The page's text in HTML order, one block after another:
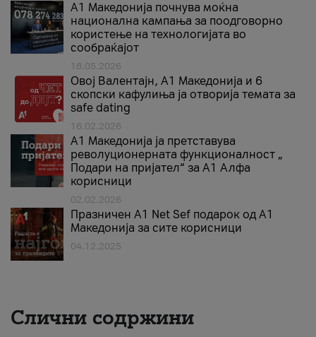
A1 Македонија почнува моќна
национална кампања за поодговорно
користење на технологијата во
сообраќајот
18.05.2026
Овој Валентајн, A1 Македонија и 6
скопски кафулиња ја отворија темата за
safe dating
16.02.2026
А1 Македонија ја претставува
револуционерната функционалност „
Подари на пријател“ за А1 Алфа
корисници
02.02.2026
Празничен A1 Net Sеf подарок од А1
Македонија за сите корисници
04.12.2025
Слични содржини